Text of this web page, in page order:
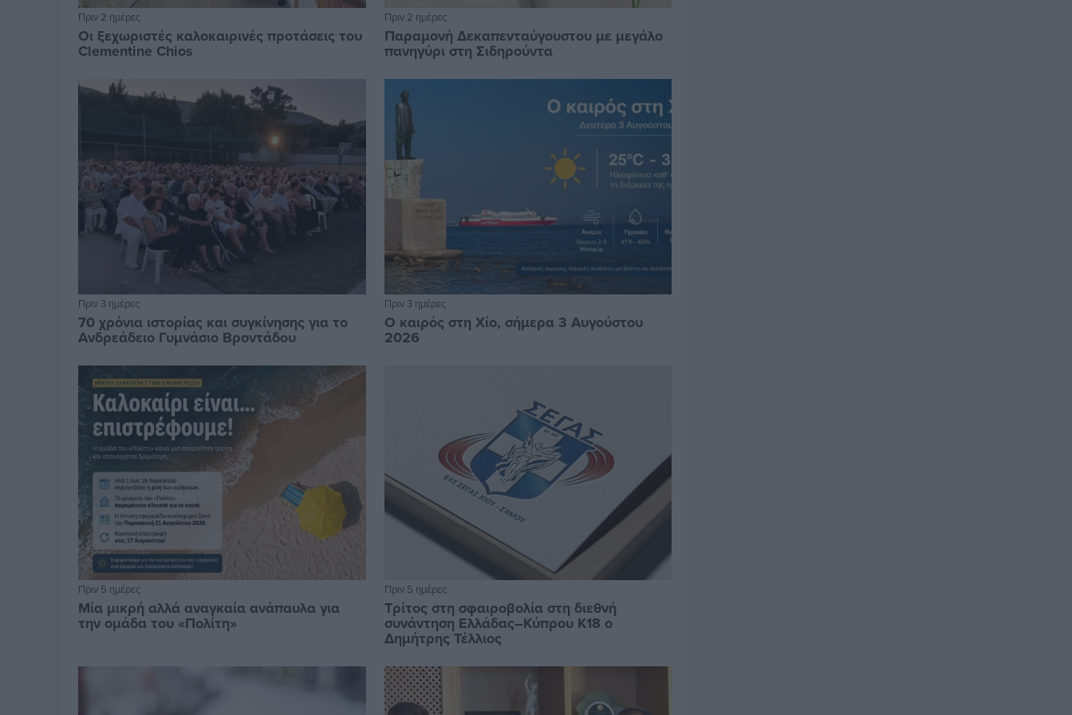
Πριν 2 ημέρες
Οι ξεχωριστές καλοκαιρινές προτάσεις του
Clementine Chios
Πριν 2 ημέρες
Παραμονή Δεκαπενταύγουστου με μεγάλο
πανηγύρι στη Σιδηρούντα
Πριν 3 ημέρες
70 χρόνια ιστορίας και συγκίνησης για το
Ανδρεάδειο Γυμνάσιο Βροντάδου
Πριν 3 ημέρες
Ο καιρός στη Χίο, σήμερα 3 Αυγούστου
2026
Πριν 5 ημέρες
Μία μικρή αλλά αναγκαία ανάπαυλα για
την ομάδα του «Πολίτη»
Πριν 5 ημέρες
Τρίτος στη σφαιροβολία στη διεθνή
συνάντηση Ελλάδας–Κύπρου Κ18 ο
Δημήτρης Τέλλιος